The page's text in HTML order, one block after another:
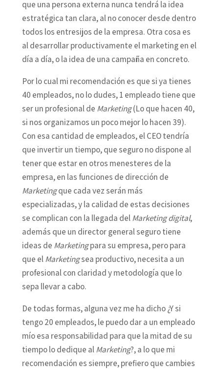
que una persona externa nunca tendrá la idea
estratégica tan clara, al no conocer desde dentro
todos los entresijos de la empresa. Otra cosa es
al desarrollar productivamente el marketing en el
día a día, o la idea de una campaña en concreto.
Por lo cual mi recomendación es que si ya tienes
40 empleados, no lo dudes, 1 empleado tiene que
ser un profesional de Marketing(Lo que hacen 40,
si nos organizamos un poco mejor lo hacen 39).
Con esa cantidad de empleados, el CEO tendría
que invertir un tiempo, que seguro no dispone al
tener que estar en otros menesteres de la
empresa, en las funciones de dirección de
Marketingque cada vez serán más
especializadas, y la calidad de estas decisiones
se complican con la llegada delMarketing digital,
además que un director general seguro tiene
ideas de Marketingpara su empresa, pero para
que elMarketingsea productivo, necesita a un
profesional con claridad y metodología que lo
sepa llevar a cabo.
De todas formas, alguna vez me ha dicho ¿Y si
tengo 20 empleados, le puedo dar a un empleado
mío esa responsabilidad para que la mitad de su
tiempo lo dedique alMarketing?, a lo que mi
recomendación es siempre, prefiero que cambies